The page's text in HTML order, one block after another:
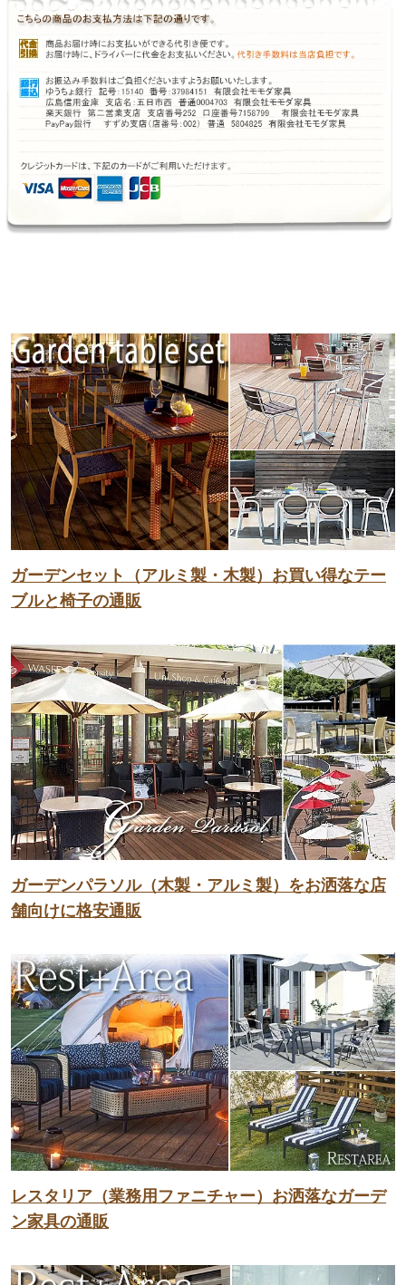
ガーデンセット（アルミ製・木製）お買い得なテー
ブルと椅子の通販
ガーデンパラソル（木製・アルミ製）をお洒落な店
舗向けに格安通販
レスタリア（業務用ファニチャー）お洒落なガーデ
ン家具の通販